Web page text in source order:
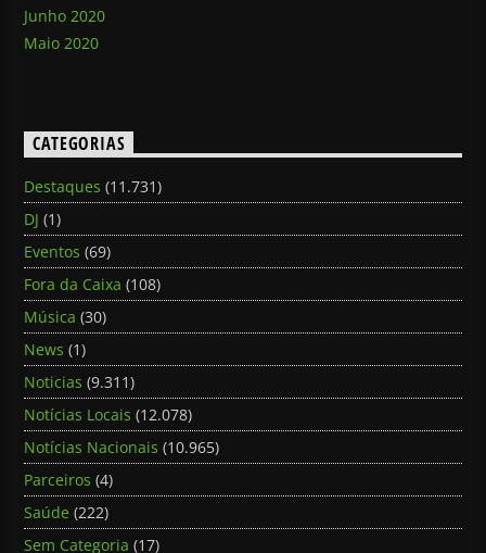
Junho 2020
Maio 2020
CATEGORIAS
Destaques (11.731)
DJ (1)
Eventos (69)
Fora da Caixa (108)
Música (30)
News (1)
Noticias (9.311)
Notícias Locais (12.078)
Notícias Nacionais (10.965)
Parceiros (4)
Saúde (222)
Sem Categoria (17)